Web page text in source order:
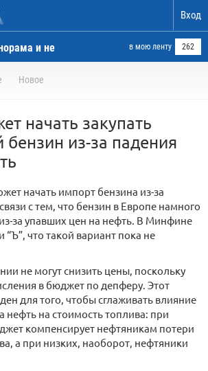
Вход
и не
в мою ленту 262
Новое
начать закупать
из-за падения
начать импорт бензина из-за
с тем, что бензин в Европе намного
за упавших цен на нефть. В Минфине
что такой вариант пока не
не могут снизить цены, поскольку
в бюджет по депферу. Этот
для того, чтобы сглаживать влияние
нефть на стоимость топлива: при
компенсирует нефтяникам потери
а при низких, наоборот, нефтяники